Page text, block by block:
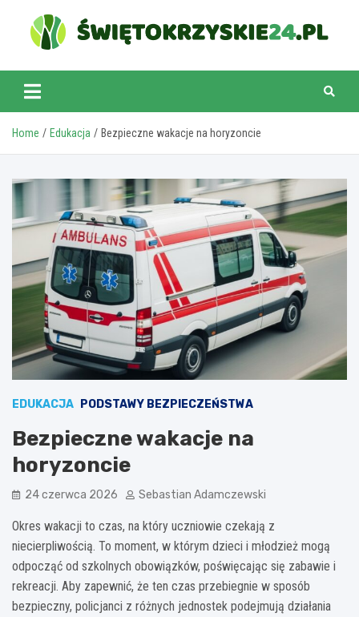
content
swietokrzyskie24.pl
Home Edukacja Bezpieczne wakacje na horyzoncie
EDUKACJA PODSTAWY BEZPIECZEŃSTWA
Bezpieczne wakacje na
horyzoncie
24 czerwca 2026 Sebastian Adamczewski
Okres wakacji to czas, na który uczniowie czekają z
niecierpliwością. To moment, w którym dzieci i młodzież mogą
odpocząć od szkolnych obowiązków, poświęcając się zabawie i
rekreacji. Aby zapewnić, że ten czas przebiegnie w sposób
bezpieczny, policjanci z różnych jednostek podejmują działania